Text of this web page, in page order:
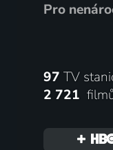
Pro
97 TV
2 721